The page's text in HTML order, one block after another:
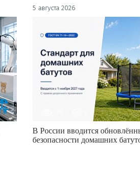
5 августа 2026
В России вводится
безопасности домашних